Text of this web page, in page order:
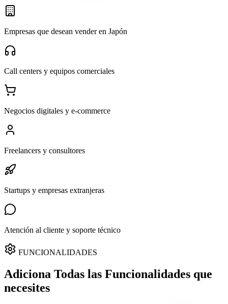
Empresas que desean vender en Japón
Call centers y equipos comerciales
Negocios digitales y e-commerce
Freelancers y consultores
Startups y empresas extranjeras
Atención al cliente y soporte técnico
FUNCIONALIDADES
Adiciona Todas las Funcionalidades que
necesites